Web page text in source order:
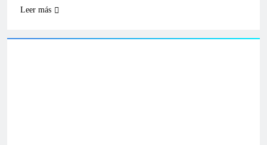
Leer más